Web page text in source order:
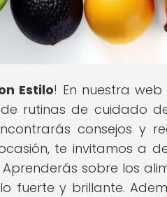
Estilo! En nuestra
rutinas de cuidado
consejos y
te invitamos a
sobre los
fuerte y brillante.